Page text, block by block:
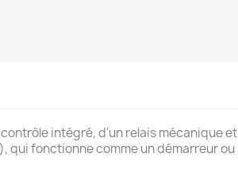
intégré, d'un relais mécanique et
), qui fonctionne comme un démarreur ou